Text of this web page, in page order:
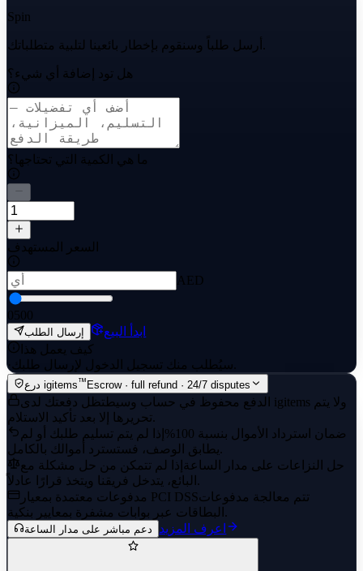
Spin
أرسل طلباً وسنقوم بإخطار بائعينا لتلبية متطلباتك.
هل تود إضافة أي شيء؟
ما هي الكمية التي تحتاجها؟
السعر المستهدف
AED
0500
إرسال الطلب
ابدأ البيع
كيف يعمل هذا
·
درع igitems™ Escrow · full refund · 24/7 disputes
الدفع محفوظ في حساب وسيط تظل دفعتك لدى igitems ولا يتم
تحريرها إلا بعد تأكيد الاستلام.
ضمان استرداد الأموال بنسبة 100%
إذا لم يتم تسليم طلبك أو لم
يطابق الوصف، فستسترد أموالك بالكامل.
حل النزاعات على مدار الساعة إذا لم تتمكن من حل مشكلة مع
البائع، يتدخل فريقنا ويتخذ قرارًا عادلاً.
مدفوعات معتمدة بمعيار PCI DSSتتم معالجة مدفوعات
البطاقات عبر بوابات مشفرة بمعايير بنكية.
دعم مباشر على مدار الساعة اعرف المزيد